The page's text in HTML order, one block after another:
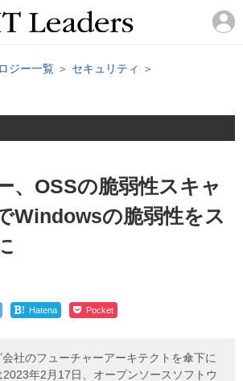
ジー一覧 ＞ セキュリティ
＞
、OSSの脆弱性スキャ
Windowsの脆弱性をス
! Hatena Pocket
社のフューチャーアーキテクトを傘下に
年2月17日、オープンソースソフトウ